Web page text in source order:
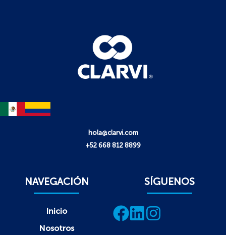
hola@clarvi.com
+52 668 812 8899
NAVEGACIÓN
Inicio
Nosotros
SÍGUENOS